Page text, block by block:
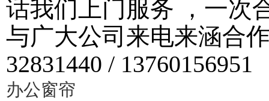
话我们上门服务 ，一次
与广大公司来电来涵合
32831440 / 13760156951
办公窗帘